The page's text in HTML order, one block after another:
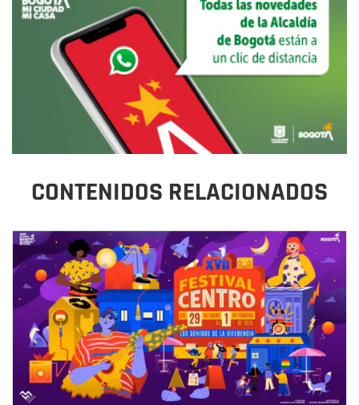
CONTENIDOS RELACIONADOS